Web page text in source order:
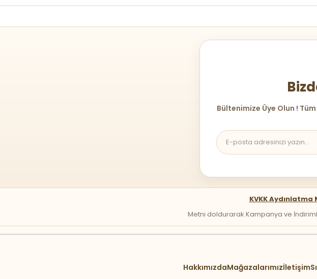
Bültenimize Üye Olun !
KVKK
Metni doldurarak Kampanya ve
HakkımızdaMağazalarımızİletişim